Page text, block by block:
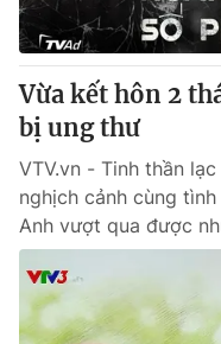
Vừa kết hôn 2
bị ung thư
VTV.vn - Tinh thần
nghịch cảnh cùng
Anh vượt qua được